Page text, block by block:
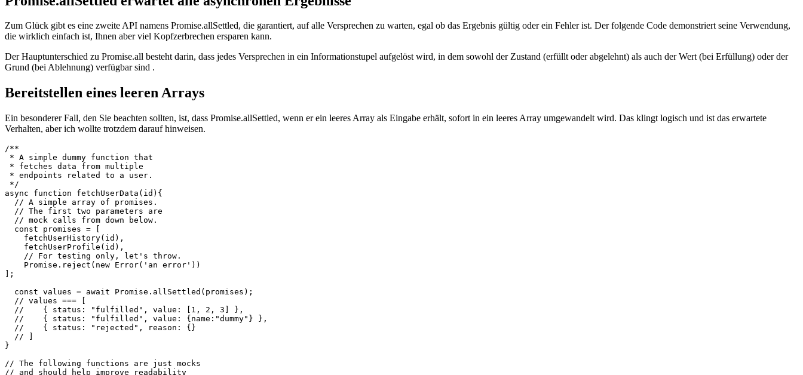
Promise.allSettled erwartet alle asynchronen Ergebnisse
Zum Glück gibt es eine zweite API namens Promise.allSettled, die garantiert, auf alle Versprechen zu warten, egal ob das Ergebnis gültig oder ein Fehler ist. Der folgende Code demonstriert seine Verwendung,
die wirklich einfach ist, Ihnen aber viel Kopfzerbrechen ersparen kann.
Der Hauptunterschied zu Promise.all besteht darin, dass jedes Versprechen in ein Informationstupel aufgelöst wird, in dem sowohl der Zustand (erfüllt oder abgelehnt) als auch der Wert (bei Erfüllung) oder der
Grund (bei Ablehnung) verfügbar sind .
Bereitstellen eines leeren Arrays
Verhalten, aber ich wollte trotzdem darauf hinweisen.
/**
* A simple dummy function that
* fetches data from multiple
* endpoints related to a user.
*/
async function fetchUserData(id){
  // A simple array of promises.
  // The first two parameters are
  // mock calls from down below.
  const promises = [
    fetchUserHistory(id),
    fetchUserProfile(id),
    // For testing only, let's throw.
  const values = await Promise.allSettled(promises);
  // values === [
  //    { status: "fulfilled", value: [1, 2, 3] },
  //    { status: "fulfilled", value: {name:"dummy"} },
  //    { status: "rejected", reason: {}
}